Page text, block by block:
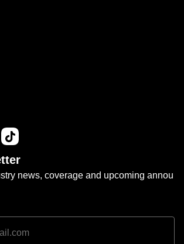
news, coverage and upcoming annou